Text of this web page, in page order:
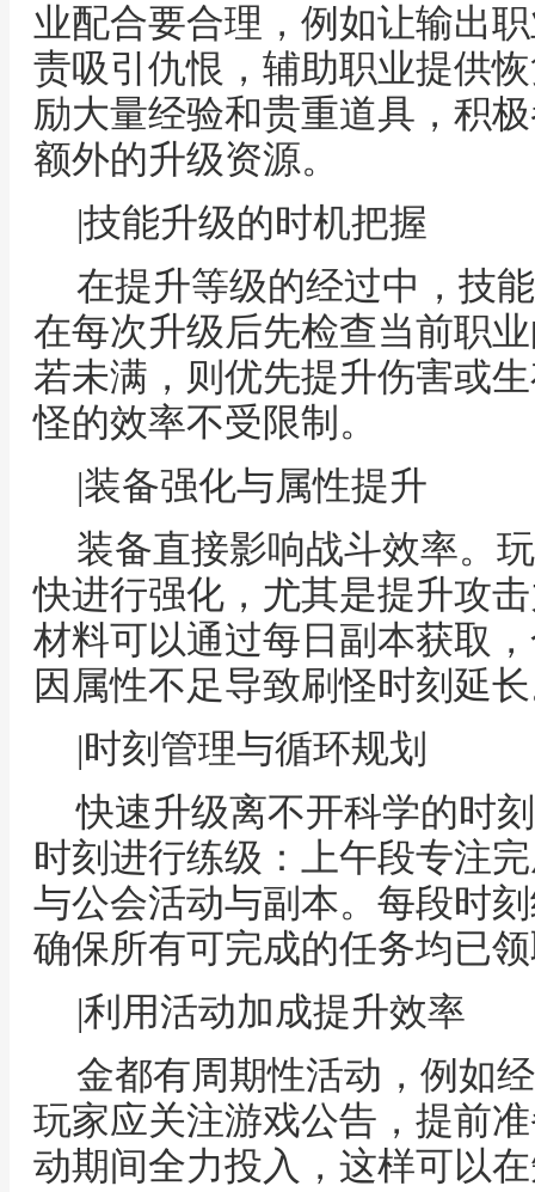
业配合要合理，例如让输出
责吸引仇恨，辅助职业提供
励大量经验和贵重道具，积
额外的升级资源。
|技能升级的时机把握
在提升等级的经过中，技
在每次升级后先检查当前职
若未满，则优先提升伤害或
怪的效率不受限制。
|装备强化与属性提升
装备直接影响战斗效率。
快进行强化，尤其是提升攻
材料可以通过每日副本获取
因属性不足导致刷怪时刻延
|时刻管理与循环规划
快速升级离不开科学的时
时刻进行练级：上午段专注
与公会活动与副本。每段时
确保所有可完成的任务均已
|利用活动加成提升效率
金都有周期性活动，例如
玩家应关注游戏公告，提前
动期间全力投入，这样可以